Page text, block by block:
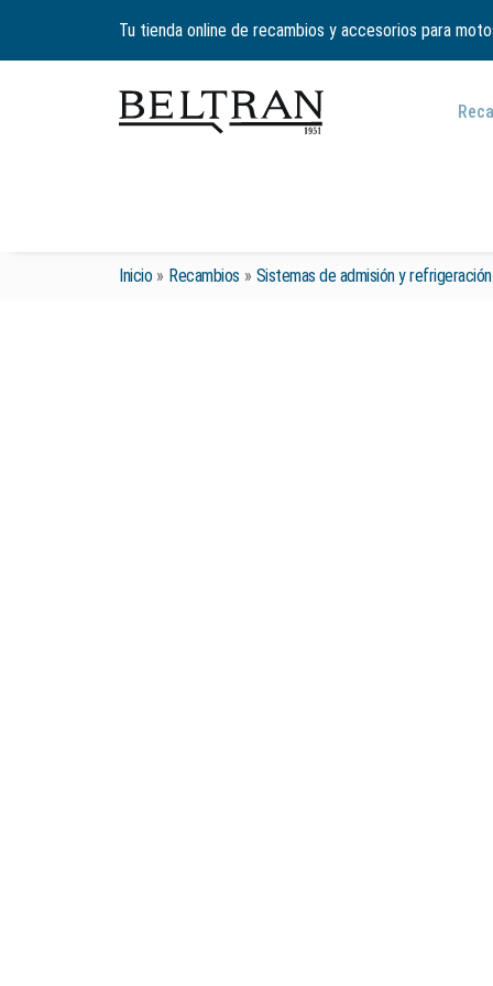
Tu tienda online de recambios y accesorios para
Inicio» Recambios » Sistemas de admisión y refrigeración